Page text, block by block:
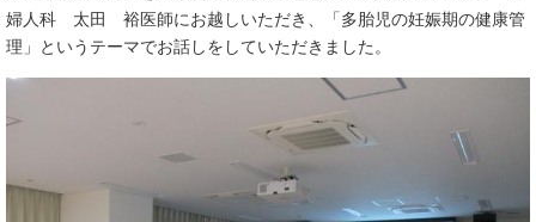
婦人科 太田 裕医師にお越しいただき、「多胎児の妊娠期の健康管
理」というテーマでお話しをしていただきました。